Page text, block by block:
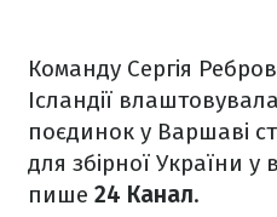
Команду Сергія
Ісландії
поєдинок у Варшаві
для збірної України у
пише 24 Канал.